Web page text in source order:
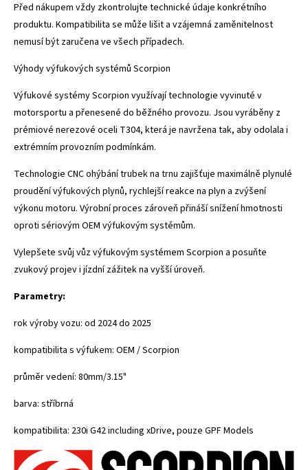
Před nákupem vždy zkontrolujte technické údaje konkrétního
produktu. Kompatibilita se může lišit a vzájemná zaměnitelnost
nemusí být zaručena ve všech případech.
Výhody výfukových systémů Scorpion
Výfukové systémy Scorpion využívají technologie vyvinuté v
motorsportu a přenesené do běžného provozu. Jsou vyráběny z
prémiové nerezové oceli T304, která je navržena tak, aby odolala i
extrémním provozním podmínkám.
Technologie CNC ohýbání trubek na trnu zajišťuje maximálně plynulé
proudění výfukových plynů, rychlejší reakce na plyn a zvýšení
výkonu motoru. Výrobní proces zároveň přináší snížení hmotnosti
oproti sériovým OEM výfukovým systémům.
Vylepšete svůj vůz výfukovým systémem Scorpion a posuňte
zvukový projev i jízdní zážitek na vyšší úroveň.
Parametry:
rok výroby vozu: od 2024 do 2025
kompatibilita s výfukem: OEM / Scorpion
průměr vedení: 80mm/3.15"
barva: stříbrná
kompatibilita: 230i G42 including xDrive, pouze GPF Models